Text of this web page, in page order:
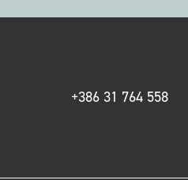
+386 31 764 558